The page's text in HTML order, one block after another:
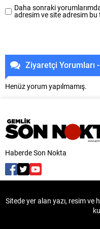
Daha sonraki
adresim ve site adresim bu
Ziyaretçi Yorumları
Henüz yorum yapılmamış.
Haberde Son Nokta
Sitede yer alan yazı, resim